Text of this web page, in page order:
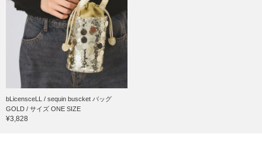
bLicensceLL / sequin buscket バッグ
GOLD / サイズ ONE SIZE
¥3,828